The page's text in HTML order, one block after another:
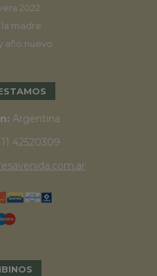
2022
madre
año nuevo
Argentina
42520309